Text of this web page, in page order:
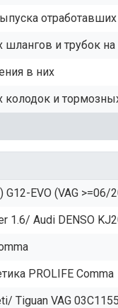
отработавших
и трубок
в них
и
EVO (VAG >=06/
1.6/ Audi DENSO
PROLIFE Comma
Tiguan VAG